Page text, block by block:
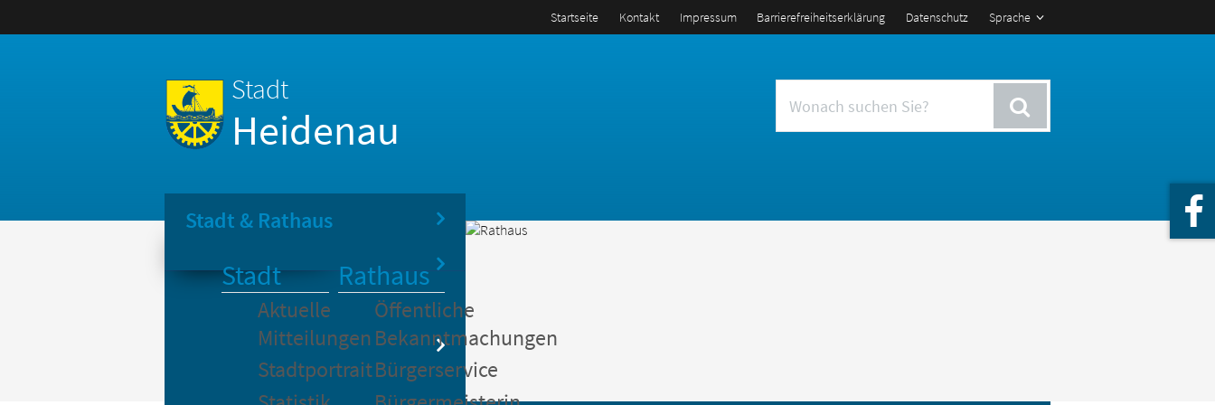
Sprache
Startseite Kontakt Impressum Barrierefreiheitserklärung Datenschutz
Stadt
Heidenau
Stadt & Rathaus
Stadt
Aktuelle
Mitteilungen
Stadtportrait
Rathaus
Öffentliche
Bekanntmachungen
Bürgerservice